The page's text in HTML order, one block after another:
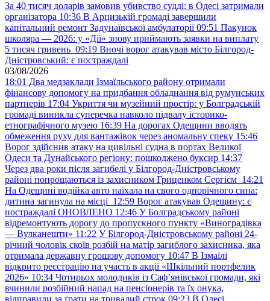
За 40 тисяч доларів замовив убивство судді: в Одесі затримали
організатора 10:36 В Арцизькій громаді завершили
капітальний ремонт Задунаївської амбулаторії 09:51 Пакунок
школяра — 2026: у «Дії» знову приймають заявки на виплату
5 тисяч гривень 09:19 Вночі ворог атакував місто Білгород-
Дністровський: є постраждалі
03/08/2026
18:01 Два медзаклади Ізмаїльського району отримали
фінансову допомогу на придбання обладнання від румунських
партнерів 17:04 Укриття чи музейний простір: у Болградській
громаді виникла суперечка навколо підвалу історико-
етнографічного музею 16:39 На дорогах Одещини вводять
обмеження руху для вантажівок через аномальну спеку 15:46
Ворог здійснив атаку на цивільні судна в портах Великої
Одеси та Дунайського регіону: пошкоджено буксир 14:37
Через два роки після загибелі у Білгород-Дністровському
районі попрощаються із захисником Гриценком Сергієм 14:21
На Одещині водійка авто наїхала на свого однорічного сина:
дитина загинула на місці 12:59 Ворог атакував Одещину: є
постраждалі ОНОВЛЕНО 12:46 У Болградському районі
відремонтують дорогу до пропускного пункту «Виноградівка
— Вулканешти» 11:22 У Білгород-Дністровському районі 24-
річний чоловік скоїв розбій на матір загиблого захисника, яка
отримала державну грошову допомогу 10:47 В Ізмаїлі
відкрито реєстрацію на участь в акції «Шкільний портфелик
2026» 10:34 Чотирьох молодиків із Саф’янівської громади, які
вчинили розбійний напад на пенсіонерів та їх онука,
відправили за ґрати на тривалий строк 09:23 В Одесі